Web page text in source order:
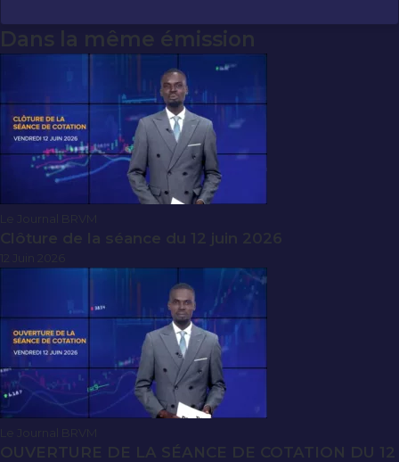
Dans la même émission
Le Journal BRVM
Clôture de la séance du 12 juin 2026
Le Journal BRVM
OUVERTURE DE LA SÉANCE DE COTATION DU 12